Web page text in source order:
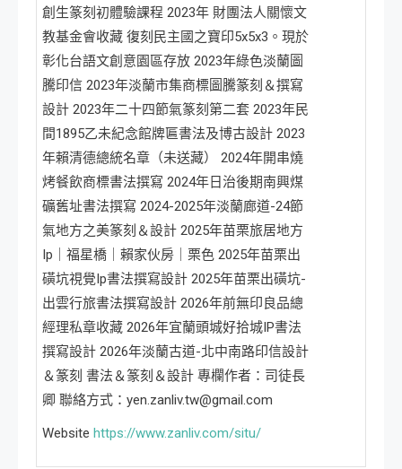
創生篆刻初體驗課程 2023年 財團法人關懷文
教基金會收藏 復刻民主國之寶印5x5x3。現於
彰化台語文創意園區存放 2023年綠色淡蘭圖
騰印信 2023年淡蘭市集商標圖騰篆刻＆撰寫
設計 2023年二十四節氣篆刻第二套 2023年民
間1895乙未紀念館牌匾書法及博古設計 2023
年賴清德總統名章（未送藏） 2024年開串燒
烤餐飲商標書法撰寫 2024年日治後期南興煤
礦舊址書法撰寫 2024-2025年淡蘭廊道-24節
氣地方之美篆刻＆設計 2025年苗栗旅居地方
Ip｜福星橋｜賴家伙房｜栗色 2025年苗栗出
磺坑視覺Ip書法撰寫設計 2025年苗栗出磺坑-
出雲行旅書法撰寫設計 2026年前無印良品總
經理私章收藏 2026年宜蘭頭城好拾城IP書法
撰寫設計 2026年淡蘭古道-北中南路印信設計
＆篆刻 書法＆篆刻＆設計 專欄作者：司徒長
卿 聯絡方式：yen.zanliv.tw@gmail.com
Website https://www.zanliv.com/situ/